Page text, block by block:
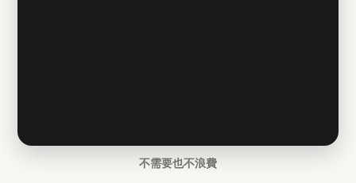
不需要也不浪費